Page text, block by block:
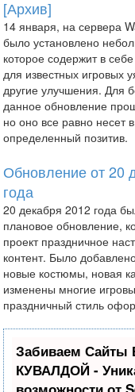
[Архив]
14 января, на сервера
было установлено
которое содержит в
для известных игровых
другие улучшения. Для
данное обновление
но оно все равно несет
определенный позитив.
Обновление от 20
года
20 декабря 2012 года
плановое обновление,
проект праздничное
контент. Было
новые костюмы, новая
изменены многие
праздничный стиль
Забиваем Сайты
КУВАЛДОЙ -